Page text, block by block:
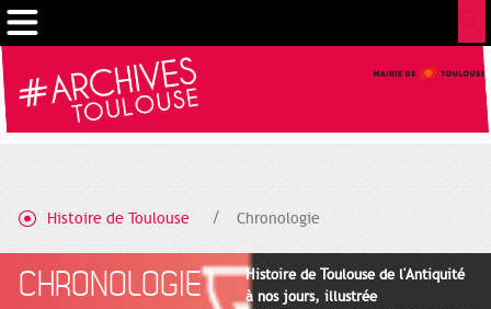
Histoire de Toulouse Chronologie
CHRONOLOGIE
Histoire de Toulouse de l'Antiquité
à nos jours, illustrée
Gestion de vos préférences sur les cookies